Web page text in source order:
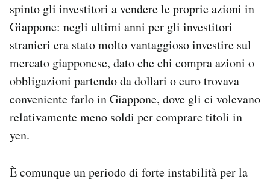
spinto gli investitori a vendere le proprie azioni in
Giappone: negli ultimi anni per gli investitori
stranieri era stato molto vantaggioso investire sul
mercato giapponese, dato che chi compra azioni o
obbligazioni partendo da dollari o euro trovava
conveniente farlo in Giappone, dove gli ci volevano
relativamente meno soldi per comprare titoli in
yen.
È comunque un periodo di forte instabilità per la